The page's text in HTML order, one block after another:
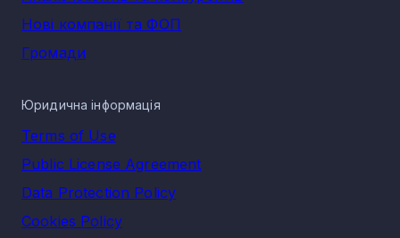
Нові компанії та ФОП
Громади
Юридична інформація
Terms of Use
Public License Agreement
Data Protection Policy
Cookies Policy